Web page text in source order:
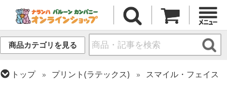
商品カテゴリを見る
トップ プリント(ラテックス)
スマイル・フェイス